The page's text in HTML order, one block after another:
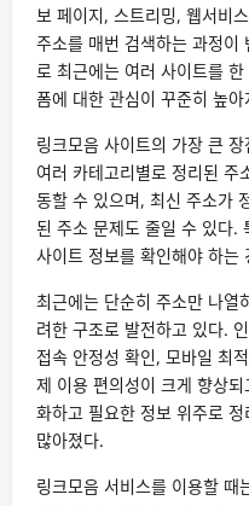
보 페이지, 스트리밍, 웹서비
주소를 매번 검색하는 과정이
로 최근에는 여러 사이트를
폼에 대한 관심이 꾸준히 높아
링크모음 사이트의 가장 큰
여러 카테고리별로 정리된 주
동할 수 있으며, 최신 주소가
된 주소 문제도 줄일 수 있다.
사이트 정보를 확인해야 하는
최근에는 단순히 주소만 나열
려한 구조로 발전하고 있다.
접속 안정성 확인, 모바일 최
제 이용 편의성이 크게 향상
화하고 필요한 정보 위주로
많아졌다.
링크모음 서비스를 이용할 때